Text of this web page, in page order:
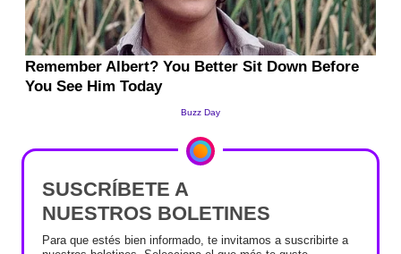
SUSCRÍBETE A
NUESTROS BOLETINES
Para que estés bien informado, te invitamos a suscribirte a